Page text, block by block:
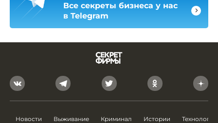
Все секреты бизнеса у нас
в Telegram
Новости Выживание Криминал Истории Технологии